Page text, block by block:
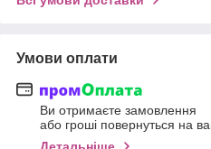
Умови оплати
Ви отримаєте замовлення
або гроші повернуться на